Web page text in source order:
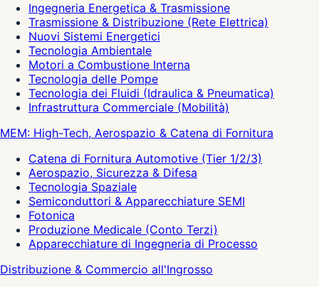
Ingegneria Energetica & Trasmissione
Trasmissione & Distribuzione (Rete Elettrica)
Nuovi Sistemi Energetici
Tecnologia Ambientale
Motori a Combustione Interna
Tecnologia delle Pompe
Tecnologia dei Fluidi (Idraulica & Pneumatica)
Infrastruttura Commerciale (Mobilità)
MEM: High-Tech, Aerospazio & Catena di Fornitura
Catena di Fornitura Automotive (Tier 1/2/3)
Aerospazio, Sicurezza & Difesa
Tecnologia Spaziale
Semiconduttori & Apparecchiature SEMI
Fotonica
Produzione Medicale (Conto Terzi)
Apparecchiature di Ingegneria di Processo
Distribuzione & Commercio all'Ingrosso